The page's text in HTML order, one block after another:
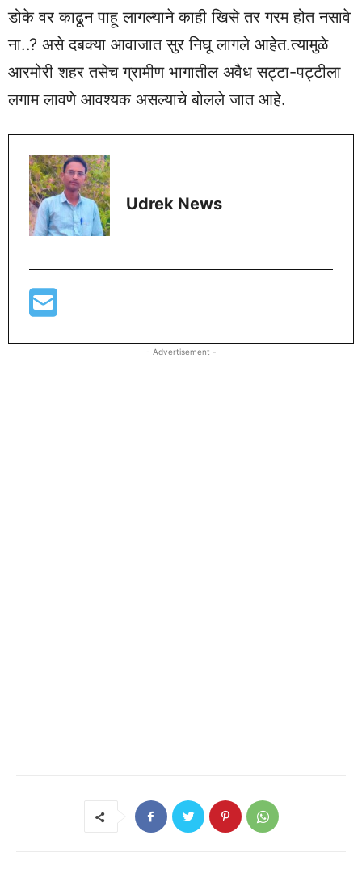
डोके वर काढून पाहू लागल्याने काही खिसे तर गरम होत नसावे
ना..? असे दबक्या आवाजात सुर निघू लागले आहेत.त्यामुळे
आरमोरी शहर तसेच ग्रामीण भागातील अवैध सट्टा-पट्टीला
लगाम लावणे आवश्यक असल्याचे बोलले जात आहे.
Udrek News
- Advertisement -